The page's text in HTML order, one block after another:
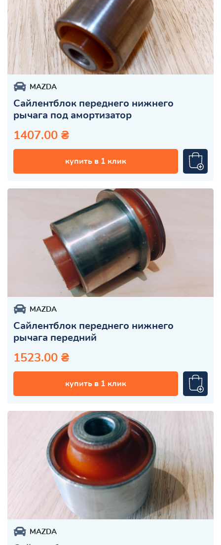
MAZDA
Сайлентблок переднего нижнего
рычага под амортизатор
1407.00 ₴
купить в 1 клик
MAZDA
Сайлентблок переднего нижнего
рычага передний
1523.00 ₴
купить в 1 клик
MAZDA